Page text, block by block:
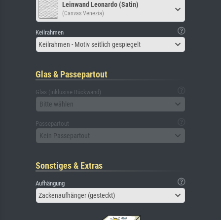
Leinwand Leonardo (Satin)
(Canvas Venezia)
Keilrahmen
Keilrahmen - Motiv seitlich gespiegelt
Glas & Passepartout
Glas (inklusive Rückwand)
Bitte wählen
Passepartout
Kein Passepartout
Sonstiges & Extras
Aufhängung
Zackenaufhänger (gesteckt)